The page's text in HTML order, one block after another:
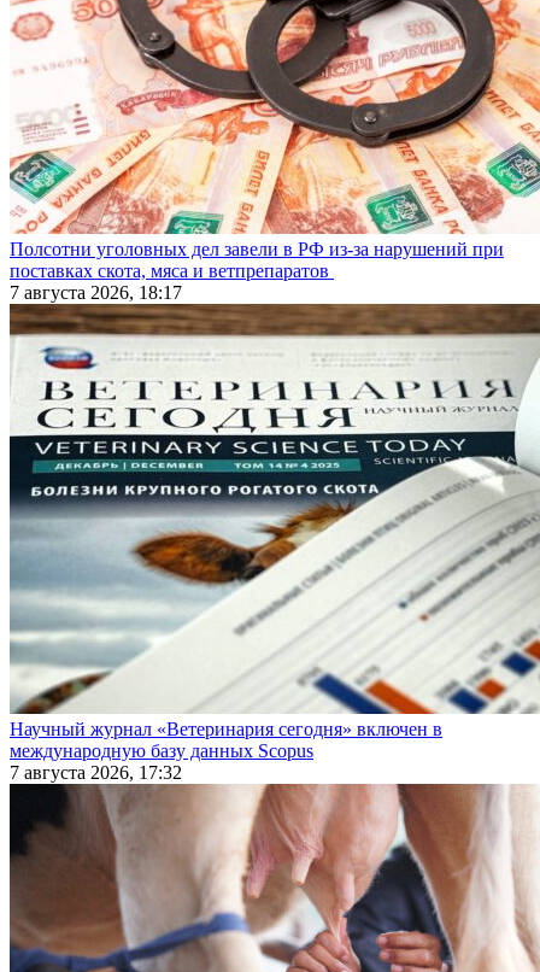
Полсотни уголовных дел завели в РФ из-за нарушений при
поставках скота, мяса и ветпрепаратов
7 августа 2026, 18:17
Научный журнал «Ветеринария сегодня» включен в
международную базу данных Scopus
7 августа 2026, 17:32